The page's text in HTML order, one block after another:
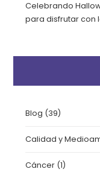
Celebrando
para disfrutar con
Blog (39)
Calidad y
Cáncer (1)